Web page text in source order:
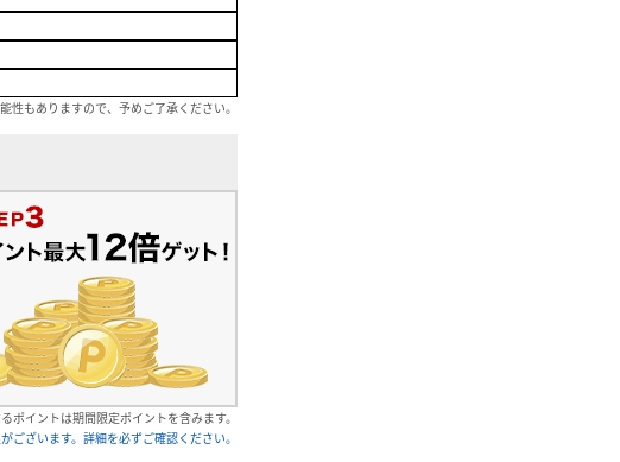
もありますので、予めご了承ください。
ポイントは期間限定ポイントを含みます。
ございます。詳細を必ずご確認ください。